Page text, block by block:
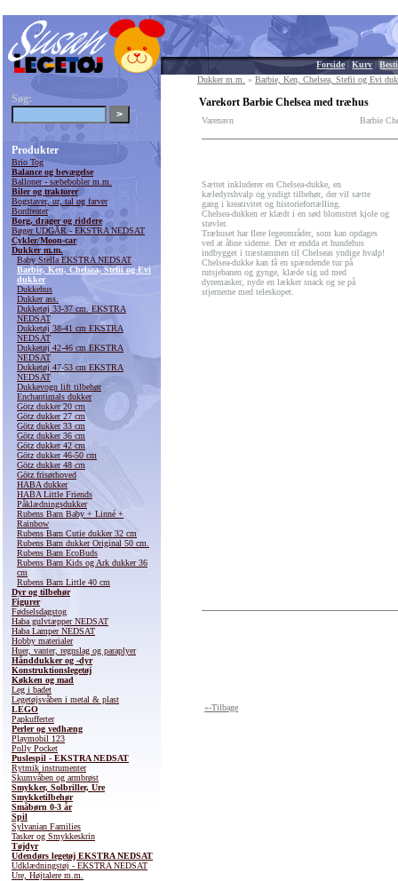
Forside|Kurv |
Søg:
Produkter
Brio Tog
Balance og bevægelse
Balloner - sæbebobler m.m.
Biler og traktorer
Bogstaver, ur, tal og farver
Bordteater
Borg, drager og riddere
Bøger UDGÅR - EKSTRA NEDSAT
Cykler/Moon-car
Dukker m.m.
Baby Stella EKSTRA NEDSAT
Barbie, Ken, Chelsea, Stefii og Evi
dukker
Dukkehus
Dukker ass.
Dukketøj 33-37 cm. EKSTRA
NEDSAT
Dukketøj 38-41 cm EKSTRA
NEDSAT
Dukketøj 42-46 cm EKSTRA
NEDSAT
Dukketøj 47-53 cm EKSTRA
NEDSAT
Dukkevogn lift tilbehør
Enchantimals dukker
Götz dukker 20 cm
Götz dukker 27 cm
Götz dukker 33 cm
Götz dukker 36 cm
Götz dukker 42 cm
Götz dukker 46-50 cm
Götz dukker 48 cm
Götz frisørhoved
HABA dukker
HABA Little Friends
Påklædningsdukker
Rubens Barn Baby + Linné +
Rainbow
Rubens Barn Cutie dukker 32 cm
Rubens Barn dukker Original 50 cm.
Rubens Barn EcoBuds
Rubens Barn Kids og Ark dukker 36
cm
Rubens Barn Little 40 cm
Dyr og tilbehør
Figurer
Fødselsdagstog
Haba gulvtæpper NEDSAT
Haba Lamper NEDSAT
Hobby materialer
Huer, vanter, regnslag og paraplyer
Hånddukker og -dyr
Konstruktionslegetøj
Køkken og mad
Leg i badet
Legetøjsvåben i metal & plast
LEGO
Papkufferter
Perler og vedhæng
Playmobil 123
Polly Pocket
Puslespil - EKSTRA NEDSAT
Rytmik instrumenter
Skumvåben og armbrøst
Smykker, Solbriller, Ure
Smykketilbehør
Småbørn 0-3 år
Spil
Sylvanian Families
Tasker og Smykkeskrin
Tøjdyr
Udendørs legetøj EKSTRA NEDSAT
Udklædningstøj - EKSTRA NEDSAT
Ure, Højtalere m.m.
Dukker m.m. » Barbie, Ken, Chelsea, Stefii og Evi
Varekort Barbie Chelsea med træhus
Varenavn Barbie
Sættet inkluderer en Chelsea-dukke, en
kæledyrshvalp og yndigt tilbehør, der vil sætte
gang i kreativitet og historiefortælling.
Chelsea-dukken er klædt i en sød blomstret kjole og
støvler.
Træhuset har flere legeområder, som kan opdages
ved at åbne siderne. Der er endda et hundehus
indbygget i træstammen til Chelseas yndige hvalp!
Chelsea-dukke kan få en spændende tur på
rutsjebanen og gynge, klæde sig ud med
dyremasker, nyde en lækker snack og se på
stjernerne med teleskopet.
«-Tilbage